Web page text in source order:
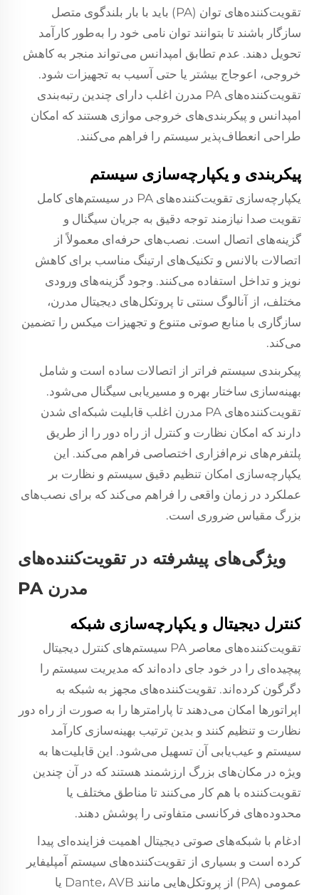
تقویت‌کننده‌های توان (PA) باید با بار بلندگوی متصل
سازگار باشند تا بتوانند توان نامی خود را به‌طور کارآمد
تحویل دهند. عدم تطابق امپدانس می‌تواند منجر به کاهش
خروجی، اعوجاج بیشتر یا حتی آسیب به تجهیزات شود.
تقویت‌کننده‌های PA مدرن اغلب دارای چندین رتبه‌بندی
امپدانس و پیکربندی‌های خروجی موازی هستند که امکان
طراحی انعطاف‌پذیر سیستم را فراهم می‌کنند.
پیکربندی و یکپارچه‌سازی سیستم
یکپارچه‌سازی تقویت‌کننده‌های PA در سیستم‌های کامل
تقویت صدا نیازمند توجه دقیق به جریان سیگنال و
گزینه‌های اتصال است. نصب‌های حرفه‌ای معمولاً از
اتصالات بالانس و تکنیک‌های ارتینگ مناسب برای کاهش
نویز و تداخل استفاده می‌کنند. وجود گزینه‌های ورودی
مختلف، از آنالوگ سنتی تا پروتکل‌های دیجیتال مدرن،
سازگاری با منابع صوتی متنوع و تجهیزات میکس را تضمین
می‌کند.
پیکربندی سیستم فراتر از اتصالات ساده است و شامل
بهینه‌سازی ساختار بهره و مسیریابی سیگنال می‌شود.
تقویت‌کننده‌های PA مدرن اغلب قابلیت شبکه‌ای شدن
دارند که امکان نظارت و کنترل از راه دور را از طریق
پلتفرم‌های نرم‌افزاری اختصاصی فراهم می‌کند. این
یکپارچه‌سازی امکان تنظیم دقیق سیستم و نظارت بر
عملکرد در زمان واقعی را فراهم می‌کند که برای نصب‌های
بزرگ مقیاس ضروری است.
ویژگی‌های پیشرفته در تقویت‌کننده‌های
مدرن PA
کنترل دیجیتال و یکپارچه‌سازی شبکه
تقویت‌کننده‌های معاصر PA سیستم‌های کنترل دیجیتال
پیچیده‌ای را در خود جای داده‌اند که مدیریت سیستم را
دگرگون کرده‌اند. تقویت‌کننده‌های مجهز به شبکه به
اپراتورها امکان می‌دهند تا پارامترها را به صورت از راه دور
نظارت و تنظیم کنند و بدین ترتیب بهینه‌سازی کارآمد
سیستم و عیب‌یابی آن تسهیل می‌شود. این قابلیت‌ها به
ویژه در مکان‌های بزرگ ارزشمند هستند که در آن چندین
تقویت‌کننده با هم کار می‌کنند تا مناطق مختلف یا
محدوده‌های فرکانسی متفاوتی را پوشش دهند.
ادغام با شبکه‌های صوتی دیجیتال اهمیت فزاینده‌ای پیدا
کرده است و بسیاری از تقویت‌کننده‌های سیستم آمپلیفایر
عمومی (PA) از پروتکل‌هایی مانند Dante، AVB یا